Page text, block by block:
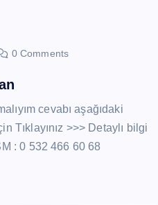
0 Comments
cevabı aşağıdaki
Tıklayınız >>> Detaylı bilgi
: 0 532 466 60 68